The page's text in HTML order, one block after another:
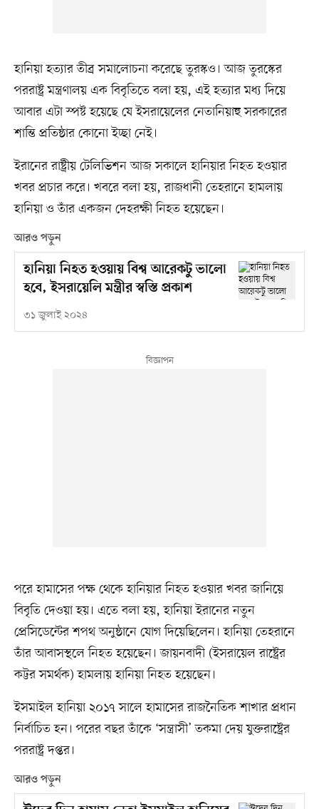
হানিয়া হত্যার তীব্র সমালোচনা করেছে তুরস্কও। আজ তুরস্কের
পররাষ্ট্র মন্ত্রণালয় এক বিবৃতিতে বলা হয়, এই হত্যার মধ্য দিয়ে
আবার এটা স্পষ্ট হয়েছে যে ইসরায়েলের নেতানিয়াহু সরকারের
শান্তি প্রতিষ্ঠার কোনো ইচ্ছা নেই।
ইরানের রাষ্ট্রীয় টেলিভিশন আজ সকালে হানিয়ার নিহত হওয়ার
খবর প্রচার করে। খবরে বলা হয়, রাজধানী তেহরানে হামলায়
হানিয়া ও তাঁর একজন দেহরক্ষী নিহত হয়েছেন।
আরও পড়ুন
হানিয়া নিহত হওয়ায় বিশ্ব আরেকটু ভালো
হবে, ইসরায়েলি মন্ত্রীর স্বস্তি প্রকাশ
৩১ জুলাই ২০২৪
পরে হামাসের পক্ষ থেকে হানিয়ার নিহত হওয়ার খবর জানিয়ে
বিবৃতি দেওয়া হয়। এতে বলা হয়, হানিয়া ইরানের নতুন
প্রেসিডেন্টের শপথ অনুষ্ঠানে যোগ দিয়েছিলেন। হানিয়া তেহরানে
তাঁর আবাসস্থলে নিহত হয়েছেন। জায়নবাদী (ইসরায়েল রাষ্ট্রের
কট্টর সমর্থক) হামলায় হানিয়া নিহত হয়েছেন।
ইসমাইল হানিয়া ২০১৭ সালে হামাসের রাজনৈতিক শাখার প্রধান
নির্বাচিত হন। পরের বছর তাঁকে ‘সন্ত্রাসী’ তকমা দেয় যুক্তরাষ্ট্রের
পররাষ্ট্র দপ্তর।
আরও পড়ুন